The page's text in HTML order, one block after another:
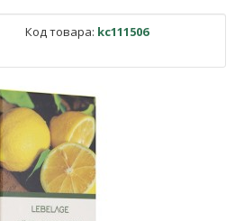
Код товара: kc111506